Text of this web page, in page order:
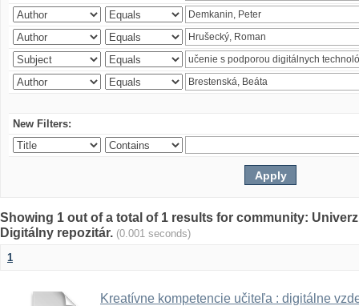
New Filters:
Showing 1 out of a total of 1 results for community:
Digitálny repozitár. (0.001 seconds)
1
Kreatívne kompetencie učiteľa : digitálne